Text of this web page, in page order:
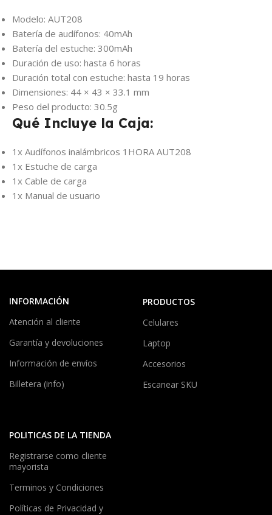
Modelo: AUT208
Batería de audífonos: 40mAh
Batería del estuche: 300mAh
Duración de uso: hasta 6 horas
Duración total con estuche: hasta 19 horas
Dimensiones: 44 × 43 × 33.1 mm
Peso del producto: 30.5g
Qué Incluye la Caja:
1x Audífonos inalámbricos 1HORA AUT208
1x Estuche de carga
1x Cable de carga
1x Manual de usuario
INFORMACIÓN
Atención al cliente
Garantía y devoluciones
Información de envíos
Billetera (info)
PRODUCTOS
Celulares
Laptop
Accesorios
Escanear SKU
POLITICAS DE LA TIENDA
Registrarse como cliente
mayorista
Terminos y Condiciones
Políticas de Privacidad y